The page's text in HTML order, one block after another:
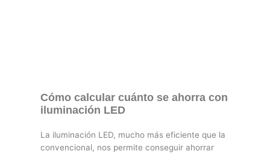
Cómo calcular cuánto se ahorra con
iluminación LED
La iluminación LED, mucho más eficiente que la
convencional, nos permite conseguir ahorrar